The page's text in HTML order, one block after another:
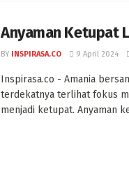
Anyaman Ketupat
BY INSPIRASA.CO 9 April 2024
Inspirasa.co - Amania
terdekatnya terlihat fokus
menjadi ketupat. Anyaman